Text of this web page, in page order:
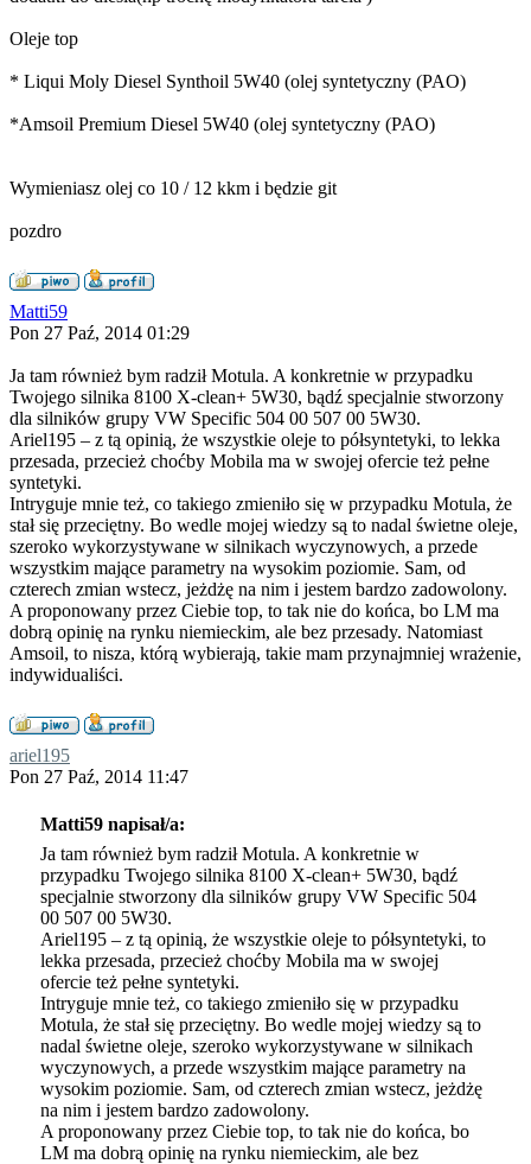
Oleje top
* Liqui Moly Diesel Synthoil 5W40 (olej syntetyczny (PAO)
*Amsoil Premium Diesel 5W40 (olej syntetyczny (PAO)
Wymieniasz olej co 10 / 12 kkm i będzie git
pozdro
Matti59
Pon 27 Paź, 2014 01:29
Ja tam również bym radził Motula. A konkretnie w przypadku
Twojego silnika 8100 X-clean+ 5W30, bądź specjalnie stworzony
dla silników grupy VW Specific 504 00 507 00 5W30.
Ariel195 – z tą opinią, że wszystkie oleje to półsyntetyki, to lekka
przesada, przecież choćby Mobila ma w swojej ofercie też pełne
syntetyki.
Intryguje mnie też, co takiego zmieniło się w przypadku Motula, że
stał się przeciętny. Bo wedle mojej wiedzy są to nadal świetne oleje,
szeroko wykorzystywane w silnikach wyczynowych, a przede
wszystkim mające parametry na wysokim poziomie. Sam, od
czterech zmian wstecz, jeżdżę na nim i jestem bardzo zadowolony.
A proponowany przez Ciebie top, to tak nie do końca, bo LM ma
dobrą opinię na rynku niemieckim, ale bez przesady. Natomiast
Amsoil, to nisza, którą wybierają, takie mam przynajmniej wrażenie,
indywidualiści.
ariel195
Pon 27 Paź, 2014 11:47
Matti59 napisał/a:
Ja tam również bym radził Motula. A konkretnie w
przypadku Twojego silnika 8100 X-clean+ 5W30, bądź
specjalnie stworzony dla silników grupy VW Specific 504
00 507 00 5W30.
Ariel195 – z tą opinią, że wszystkie oleje to półsyntetyki, to
lekka przesada, przecież choćby Mobila ma w swojej
ofercie też pełne syntetyki.
Intryguje mnie też, co takiego zmieniło się w przypadku
Motula, że stał się przeciętny. Bo wedle mojej wiedzy są to
nadal świetne oleje, szeroko wykorzystywane w silnikach
wyczynowych, a przede wszystkim mające parametry na
wysokim poziomie. Sam, od czterech zmian wstecz, jeżdżę
na nim i jestem bardzo zadowolony.
A proponowany przez Ciebie top, to tak nie do końca, bo
LM ma dobrą opinię na rynku niemieckim, ale bez